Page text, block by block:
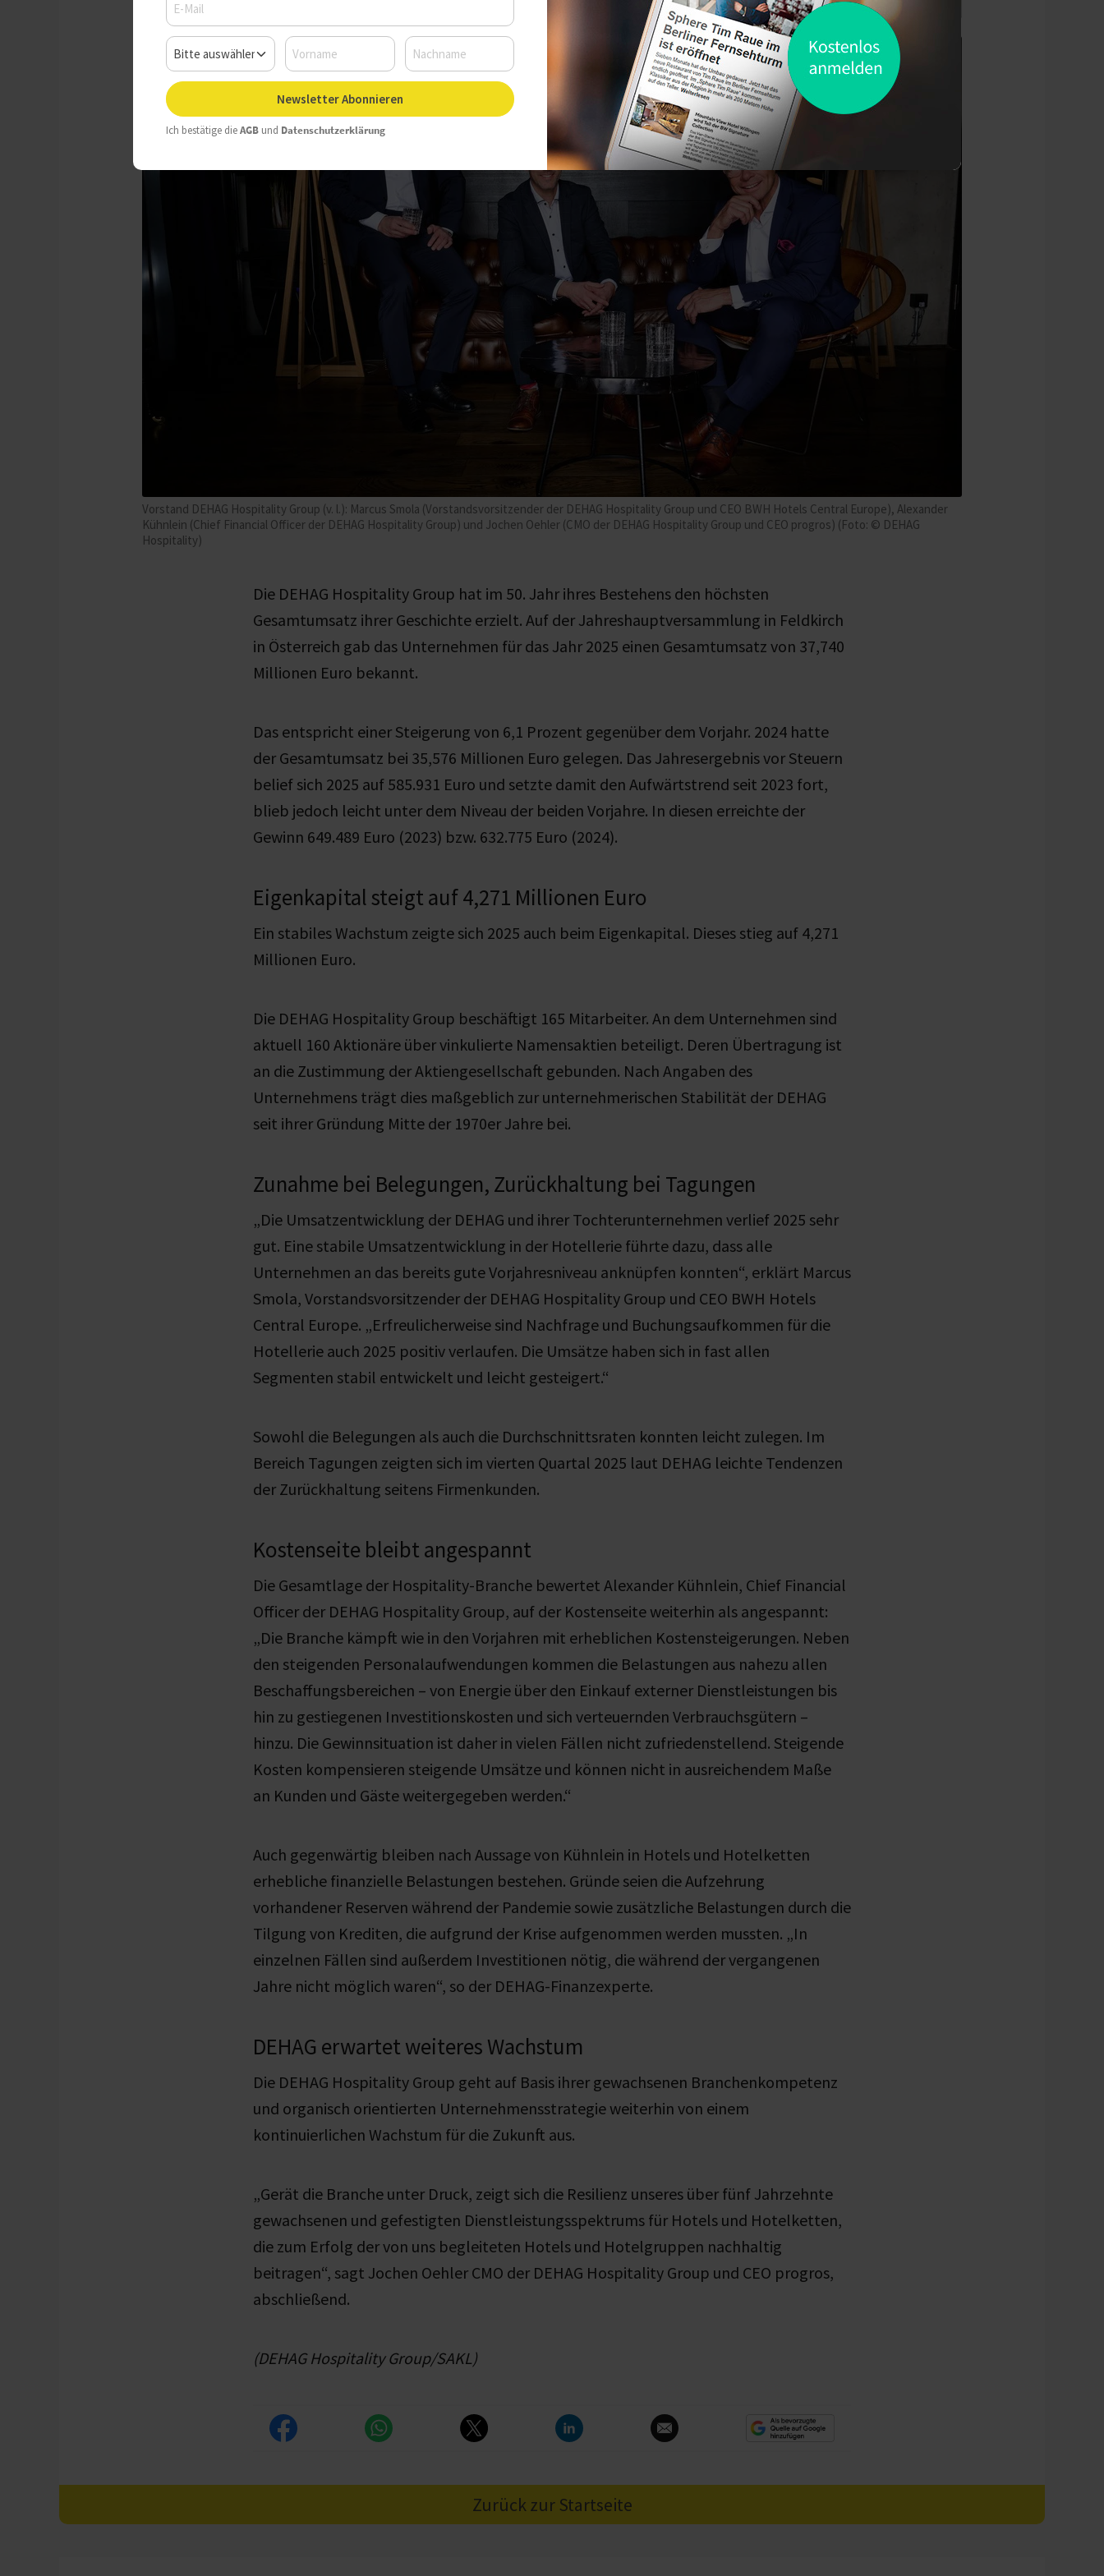
Vorstand DEHAG Hospitality Group (v. l.): Marcus Smola (Vorstandsvorsitzender der DEHAG Hospitality Group und CEO BWH Hotels Central Europe), Alexander
Kühnlein (Chief Financial Officer der DEHAG Hospitality Group) und Jochen Oehler (CMO der DEHAG Hospitality Group und CEO progros) (Foto: © DEHAG
Hospitality)
Die DEHAG Hospitality Group hat im 50. Jahr ihres Bestehens den höchsten
Gesamtumsatz ihrer Geschichte erzielt. Auf der Jahreshauptversammlung in Feldkirch
in Österreich gab das Unternehmen für das Jahr 2025 einen Gesamtumsatz von 37,740
Millionen Euro bekannt.
Das entspricht einer Steigerung von 6,1 Prozent gegenüber dem Vorjahr. 2024 hatte
der Gesamtumsatz bei 35,576 Millionen Euro gelegen. Das Jahresergebnis vor Steuern
belief sich 2025 auf 585.931 Euro und setzte damit den Aufwärtstrend seit 2023 fort,
blieb jedoch leicht unter dem Niveau der beiden Vorjahre. In diesen erreichte der
Gewinn 649.489 Euro (2023) bzw. 632.775 Euro (2024).
Eigenkapital steigt auf 4,271 Millionen Euro
Ein stabiles Wachstum zeigte sich 2025 auch beim Eigenkapital. Dieses stieg auf 4,271
Millionen Euro.
Die DEHAG Hospitality Group beschäftigt 165 Mitarbeiter. An dem Unternehmen sind
aktuell 160 Aktionäre über vinkulierte Namensaktien beteiligt. Deren Übertragung ist
an die Zustimmung der Aktiengesellschaft gebunden. Nach Angaben des
Unternehmens trägt dies maßgeblich zur unternehmerischen Stabilität der DEHAG
seit ihrer Gründung Mitte der 1970er Jahre bei.
Zunahme bei Belegungen, Zurückhaltung bei Tagungen
„Die Umsatzentwicklung der DEHAG und ihrer Tochterunternehmen verlief 2025 sehr
gut. Eine stabile Umsatzentwicklung in der Hotellerie führte dazu, dass alle
Unternehmen an das bereits gute Vorjahresniveau anknüpfen konnten“, erklärt Marcus
Smola, Vorstandsvorsitzender der DEHAG Hospitality Group und CEO BWH Hotels
Central Europe. „Erfreulicherweise sind Nachfrage und Buchungsaufkommen für die
Hotellerie auch 2025 positiv verlaufen. Die Umsätze haben sich in fast allen
Segmenten stabil entwickelt und leicht gesteigert.“
Sowohl die Belegungen als auch die Durchschnittsraten konnten leicht zulegen. Im
Bereich Tagungen zeigten sich im vierten Quartal 2025 laut DEHAG leichte Tendenzen
der Zurückhaltung seitens Firmenkunden.
Kostenseite bleibt angespannt
Die Gesamtlage der Hospitality-Branche bewertet Alexander Kühnlein, Chief Financial
Officer der DEHAG Hospitality Group, auf der Kostenseite weiterhin als angespannt:
„Die Branche kämpft wie in den Vorjahren mit erheblichen Kostensteigerungen. Neben
den steigenden Personalaufwendungen kommen die Belastungen aus nahezu allen
Beschaffungsbereichen – von Energie über den Einkauf externer Dienstleistungen bis
hin zu gestiegenen Investitionskosten und sich verteuernden Verbrauchsgütern –
hinzu. Die Gewinnsituation ist daher in vielen Fällen nicht zufriedenstellend. Steigende
Kosten kompensieren steigende Umsätze und können nicht in ausreichendem Maße
an Kunden und Gäste weitergegeben werden.“
Auch gegenwärtig bleiben nach Aussage von Kühnlein in Hotels und Hotelketten
erhebliche finanzielle Belastungen bestehen. Gründe seien die Aufzehrung
vorhandener Reserven während der Pandemie sowie zusätzliche Belastungen durch die
Tilgung von Krediten, die aufgrund der Krise aufgenommen werden mussten. „In
einzelnen Fällen sind außerdem Investitionen nötig, die während der vergangenen
Jahre nicht möglich waren“, so der DEHAG-Finanzexperte.
DEHAG erwartet weiteres Wachstum
Die DEHAG Hospitality Group geht auf Basis ihrer gewachsenen Branchenkompetenz
und organisch orientierten Unternehmensstrategie weiterhin von einem
kontinuierlichen Wachstum für die Zukunft aus.
„Gerät die Branche unter Druck, zeigt sich die Resilienz unseres über fünf Jahrzehnte
gewachsenen und gefestigten Dienstleistungsspektrums für Hotels und Hotelketten,
die zum Erfolg der von uns begleiteten Hotels und Hotelgruppen nachhaltig
beitragen“, sagt Jochen Oehler CMO der DEHAG Hospitality Group und CEO progros,
abschließend.
(DEHAG Hospitality Group/SAKL)
Zurück zur Startseite
Newsletter Abonnieren
Ich bestätige dieAGB und Datenschutzerklärung